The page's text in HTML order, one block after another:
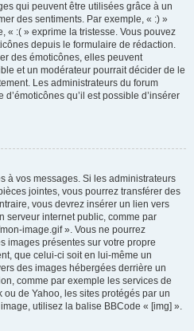
qui peuvent être utilisées grâce à un
des sentiments. Par exemple, « :) »
« :( » exprime la tristesse. Vous pouvez
depuis le formulaire de rédaction.
des émoticônes, elles peuvent
et un modérateur pourrait décider de le
Les administrateurs du forum
qu’il est possible d’insérer
à vos messages. Si les administrateurs
jointes, vous pourrez transférer des
vous devrez insérer un lien vers
serveur internet public, comme par
image.gif ». Vous ne pourrez
images présentes sur votre propre
que celui-ci soit en lui-même un
des images hébergées derrière un
comme par exemple les services de
de Yahoo, les sites protégés par un
utilisez la balise BBCode « [img] ».